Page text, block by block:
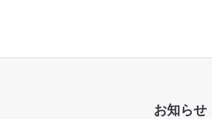
お知らせ